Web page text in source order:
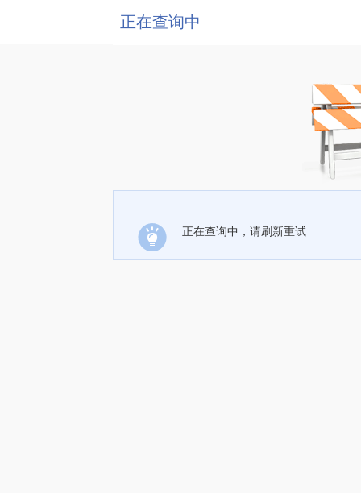
正在查询中
正在查询中，请刷新重试